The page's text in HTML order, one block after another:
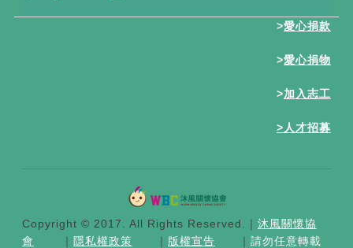
>愛心捐款
>愛心捐物
>加入志工
>人才招募
Copyright © 2017. All Rights Reserved.​｜ 沐風關懷協
會
隱私權政策 版權宣告 請勿任意轉載